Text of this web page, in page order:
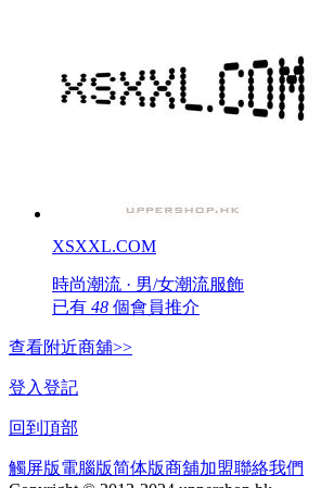
XSXXL.COM
時尚潮流 · 男/女潮流服飾
已有 48 個會員推介
查看附近商舖>>
登入登記
回到頂部
觸屏版電腦版简体版商舖加盟聯絡我們